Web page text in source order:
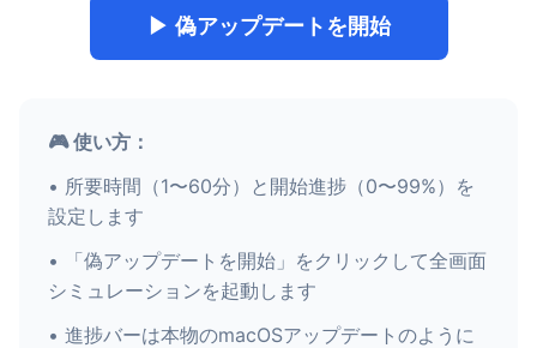
▶ 偽アップデートを開始
🎮 使い方：
• 所要時間（1〜60分）と開始進捗（0〜99%）を
設定します
• 「偽アップデートを開始」をクリックして全画面
シミュレーションを起動します
• 進捗バーは本物のmacOSアップデートのように